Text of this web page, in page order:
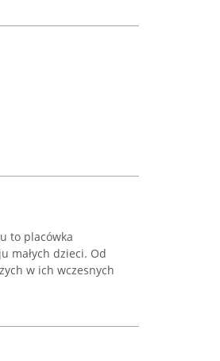
to placówka
małych dzieci. Od
w ich wczesnych